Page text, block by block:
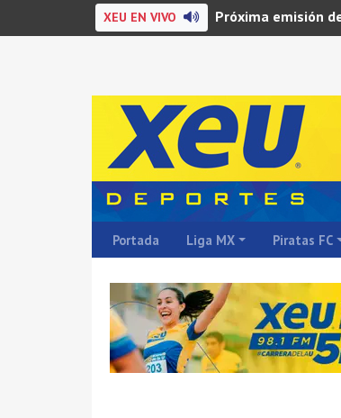
XEU EN VIVO Próxima emisión
Portada Liga MX Piratas FC